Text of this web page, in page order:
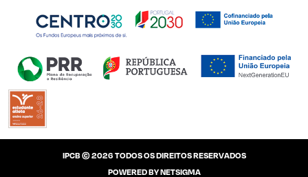
IPCB © 2026 TODOS OS DIREITOS RESERVADOS
POWERED BYNETSIGMA